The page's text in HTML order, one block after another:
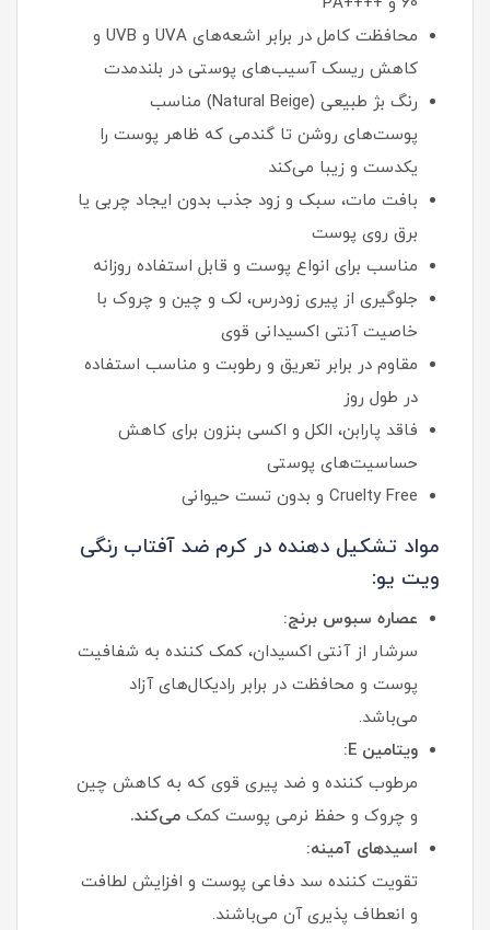
محافظت کامل در برابر اشعه‌های UVA و UVB و
کاهش ریسک آسیب‌های پوستی در بلندمدت
رنگ بژ طبیعی (Natural Beige) مناسب
پوست‌های روشن تا گندمی که ظاهر پوست را
یکدست و زیبا می‌کند
بافت مات، سبک و زود جذب بدون ایجاد چربی یا
برق روی پوست
مناسب برای انواع پوست و قابل استفاده روزانه
جلوگیری از پیری زودرس، لک و چین‌ و چروک با
خاصیت آنتی‌ اکسیدانی قوی
مقاوم در برابر تعریق و رطوبت و مناسب استفاده
در طول روز
فاقد پارابن، الکل و اکسی‌ بنزون برای کاهش
حساسیت‌های پوستی
Cruelty Free و بدون تست حیوانی
مواد تشکیل‌ دهنده در کرم ضد آفتاب رنگی
ویت یو:
عصاره سبوس برنج:
سرشار از آنتی‌ اکسیدان، کمک‌ کننده به شفافیت
پوست و محافظت در برابر رادیکال‌های آزاد
می‌باشد.
ویتامین E:
مرطوب‌ کننده و ضد پیری قوی که به کاهش چین‌
و چروک و حفظ نرمی پوست کمک می‌کند.
اسیدهای آمینه:
تقویت‌ کننده سد دفاعی پوست و افزایش لطافت
و انعطاف‌ پذیری آن می‌باشند.